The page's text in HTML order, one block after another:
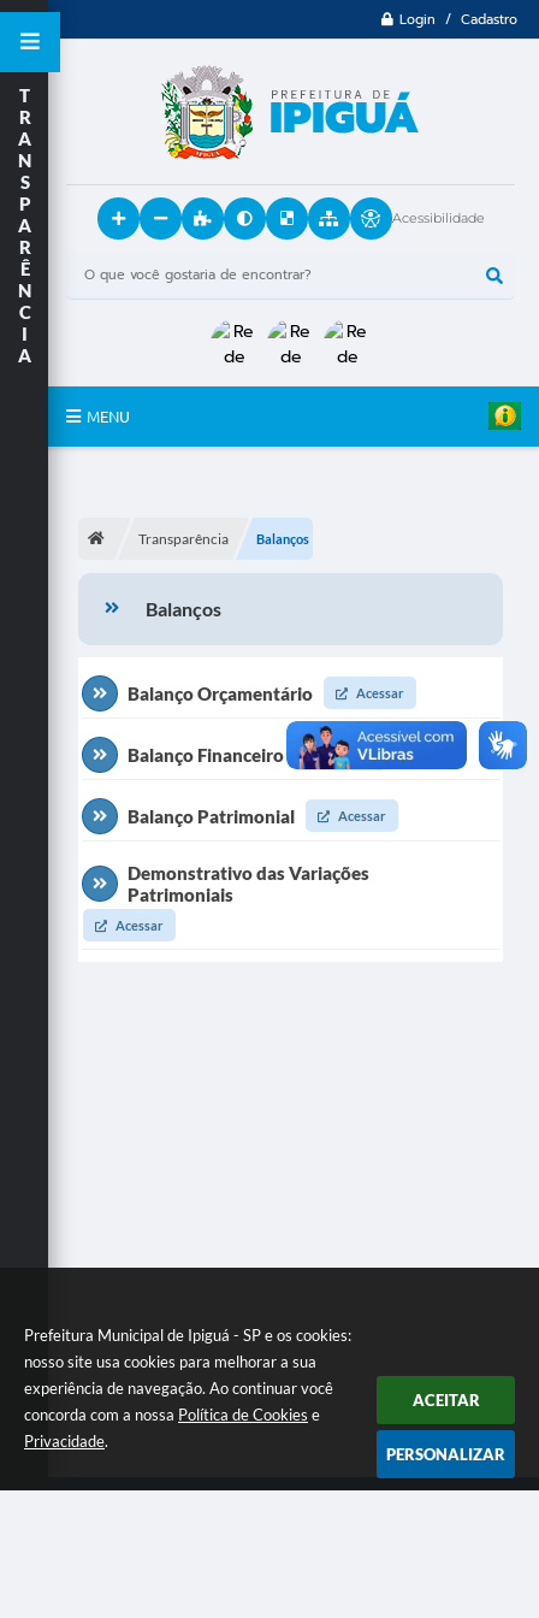
Prefeitura Municipal de Ipiguá - SP e os cookies:
nosso site usa cookies para melhorar a sua
experiência de navegação. Ao continuar você
concorda com a nossa Política de Cookies e
Privacidade.
ACEITAR
PERSONALIZAR
Login / Cadastro
Acessibilidade
MENU
Transparência
Ouvidoria
E-sic
Solicitação de Visualização de Imagens de Câmeras
Câmara Municipal
Contas Publicas
Telefones Úteis
T
R
A
N
S
P
A
R
Ê
N
C
I
A
Transparência Balanços
Balanços
Balanço Orçamentário Acessar
Balanço Financeiro Acessar
Balanço Patrimonial Acessar
Demonstrativo das Variações
Patrimoniais
Acessar